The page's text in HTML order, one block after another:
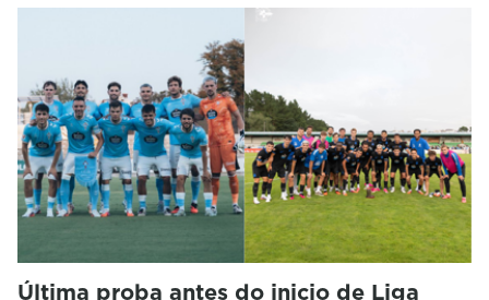
Última proba antes do inicio de Liga